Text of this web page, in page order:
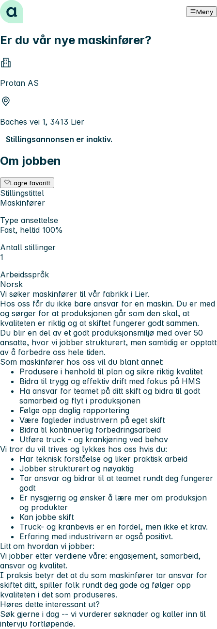
Hopp til innhold Meny
Er du vår nye maskinfører?
Protan AS
Baches vei 1, 3413 Lier
Stillingsannonsen er inaktiv.
Om jobben
Lagre favoritt
Stillingstittel
Maskinfører
Type ansettelse
Fast, heltid 100%
Antall stillinger
1
Arbeidsspråk
Norsk
Vi søker maskinfører til vår fabrikk i Lier.
Hos oss får du ikke bare ansvar for en maskin. Du er med
og sørger for at produksjonen går som den skal, at
kvaliteten er riktig og at skiftet fungerer godt sammen.
Du blir en del av et godt produksjonsmiljø med over 50
ansatte, hvor vi jobber strukturert, men samtidig er opptatt
av å forbedre oss hele tiden.
Som maskinfører hos oss vil du blant annet:
Produsere i henhold til plan og sikre riktig kvalitet
Bidra til trygg og effektiv drift med fokus på HMS
Ha ansvar for teamet på ditt skift og bidra til godt
samarbeid og flyt i produksjonen
Følge opp daglig rapportering
Være fagleder industrivern på eget skift
Bidra til kontinuerlig forbedringsarbeid
Utføre truck - og krankjøring ved behov
Vi tror du vil trives og lykkes hos oss hvis du:
Har teknisk forståelse og liker praktisk arbeid
Jobber strukturert og nøyaktig
Tar ansvar og bidrar til at teamet rundt deg fungerer
godt
Er nysgjerrig og ønsker å lære mer om produksjon
og produkter
Kan jobbe skift
Truck- og kranbevis er en fordel, men ikke et krav.
Erfaring med industrivern er også positivt.
Litt om hvordan vi jobber:
Vi jobber etter verdiene våre: engasjement, samarbeid,
ansvar og kvalitet.
I praksis betyr det at du som maskinfører tar ansvar for
skiftet ditt, spiller folk rundt deg gode og følger opp
kvaliteten i det som produseres.
Høres dette interessant ut?
Søk gjerne i dag -- vi vurderer søknader og kaller inn til
intervju fortløpende.